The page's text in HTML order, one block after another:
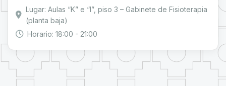
Lugar: Aulas “K” e “I”, piso 3 – Gabinete de Fisioterapia
(planta baja)
Horario: 18:00 - 21:00